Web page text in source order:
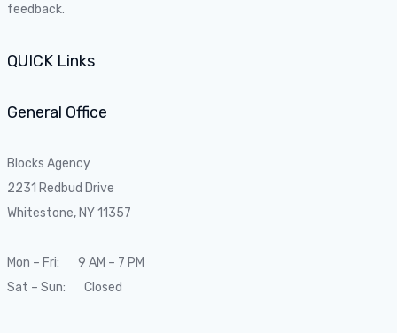
feedback.
QUICK Links
General Office
Blocks Agency
2231 Redbud Drive
Whitestone, NY 11357
Mon – Fri: 9 AM – 7 PM
Sat – Sun: Closed